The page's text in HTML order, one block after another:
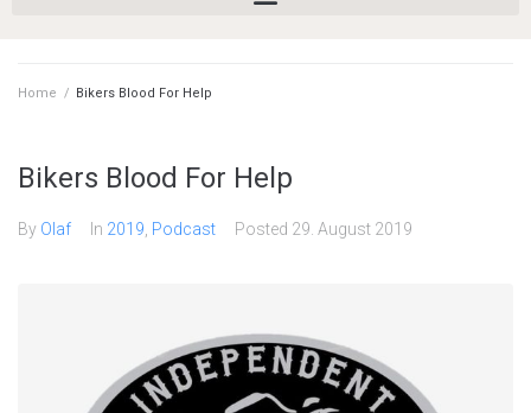
Home / Bikers Blood For Help
Bikers Blood For Help
By Olaf In 2019 Podcast Posted 29. August 2019